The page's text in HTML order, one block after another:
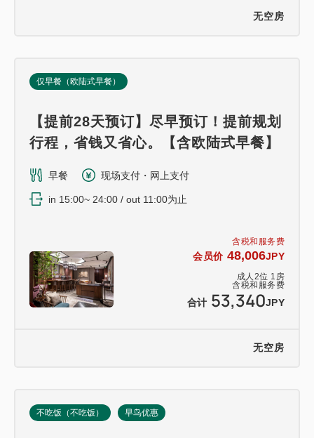
无空房
含税和服务费
会员价 48,006JPY
成人 2位 1 房
含税和服务费
合计 53,340JPY
仅早餐（欧陆式早餐）
【提前28天预订】尽早预订！提前规划
行程，省钱又省心。【含欧陆式早餐】
早餐 现场支付・网上支付
in 15:00~ 24:00 / out 11:00为止
无空房
不吃饭（不吃饭） 早鸟优惠